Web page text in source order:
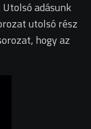
adásunk
utolsó rész
hogy az